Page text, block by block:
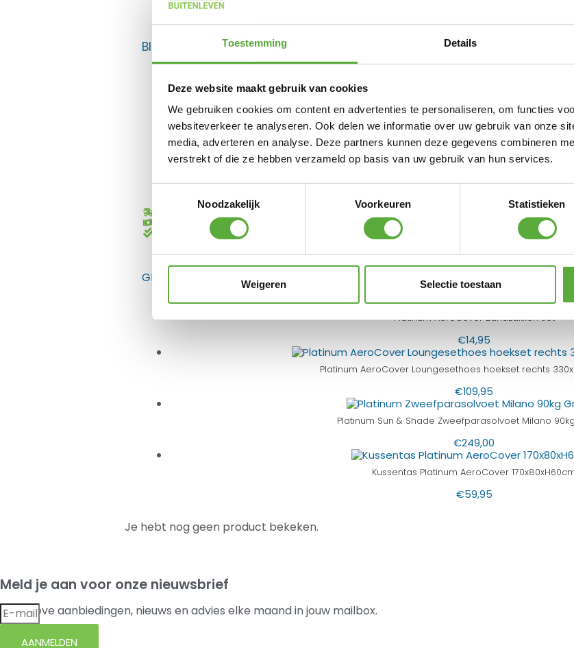
Toestemming Details
Deze website maakt gebruik van cookies
We gebruiken cookies om content en advertenties te personaliseren, om functies
websiteverkeer te analyseren. Ook delen we informatie over uw gebruik van onze
media, adverteren en analyse. Deze partners kunnen deze gegevens combineren
verstrekt of die ze hebben verzameld op basis van uw gebruik van hun services.
Noodzakelijk
Voorkeuren Statistieken
Weigeren Selectie toestaan
BIJPASSENDE ACCESSOIRES EN ALTERNATIEVE PRODUCTEN
Nardi Net stapel tuinstoel –
€109,00
Nardi Trill stapel tuinstoel –
Gratis verzending vanaf €250,-*
Achteraf betalen mogelijk
Kopersbescherming met Trusted Shops
GERELATEERDE PRODUCTEN
Platinum AeroCover Zandzakken set
€14,95
Platinum AeroCover Loungesethoes hoekset rechts
€109,95
Platinum Sun & Shade Zweefparasolvoet Milano
€249,00
Kussentas Platinum AeroCover
€59,95
Je hebt nog geen product bekeken.
Meld je aan voor onze nieuwsbrief
Exclusieve aanbiedingen, nieuws en advies elke maand in jouw mailbox.
AANMELDEN